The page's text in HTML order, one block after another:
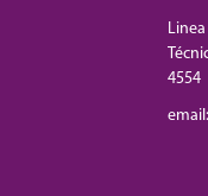
4554